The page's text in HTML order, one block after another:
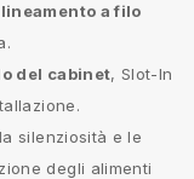
a filo
del cabinet, Slot-In
silenziosità e le
degli alimenti